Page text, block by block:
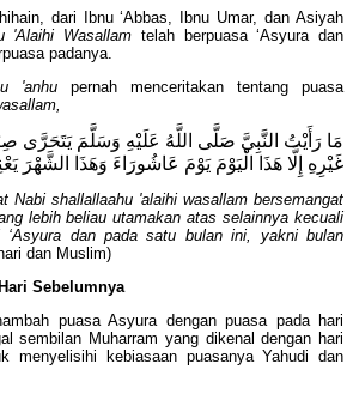
dari Ibnu ‘Abbas, Ibnu Umar, dan Asiyah
'Alaihi Wasallam telah berpuasa ‘Asyura dan
padanya.
'anhu pernah menceritakan tentang puasa
مَا رَأَيْتُ النَّبِيَّ صَلَّى اللَّهُ عَلَيْهِ وَسَلَّمَ يَتَحَرَّى
غَيْرِهِ إِلَّا هَذَا الْيَوْمَ يَوْمَ عَاشُورَاءَ وَهَذَا
Nabi shallallaahu 'alaihi wasallam bersemangat
lebih beliau utamakan atas selainnya kecuali
dan pada satu bulan ini, yakni bulan
dan Muslim)
Sebelumnya
puasa Asyura dengan puasa pada hari
sembilan Muharram yang dikenal dengan hari
menyelisihi kebiasaan puasanya Yahudi dan